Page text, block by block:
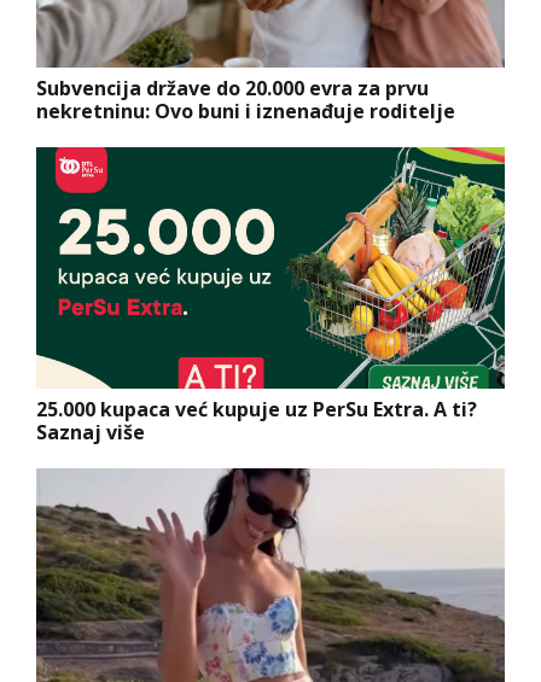
Subvencija države do 20.000 evra za prvu
nekretninu: Ovo buni i iznenađuje roditelje
25.000 kupaca već kupuje uz PerSu Extra. A ti?
Saznaj više